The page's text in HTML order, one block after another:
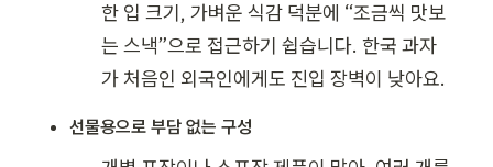
한 입 크기, 가벼운 식감 덕분에 “조금씩 맛보
는 스낵”으로 접근하기 쉽습니다. 한국 과자
가 처음인 외국인에게도 진입 장벽이 낮아요.
선물용으로 부담 없는 구성